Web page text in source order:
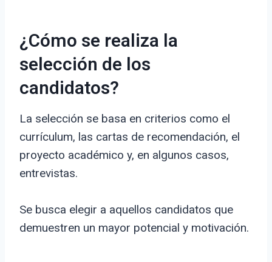
¿Cómo se realiza la
selección de los
candidatos?
La selección se basa en criterios como el
currículum, las cartas de recomendación, el
proyecto académico y, en algunos casos,
entrevistas.
Se busca elegir a aquellos candidatos que
demuestren un mayor potencial y motivación.